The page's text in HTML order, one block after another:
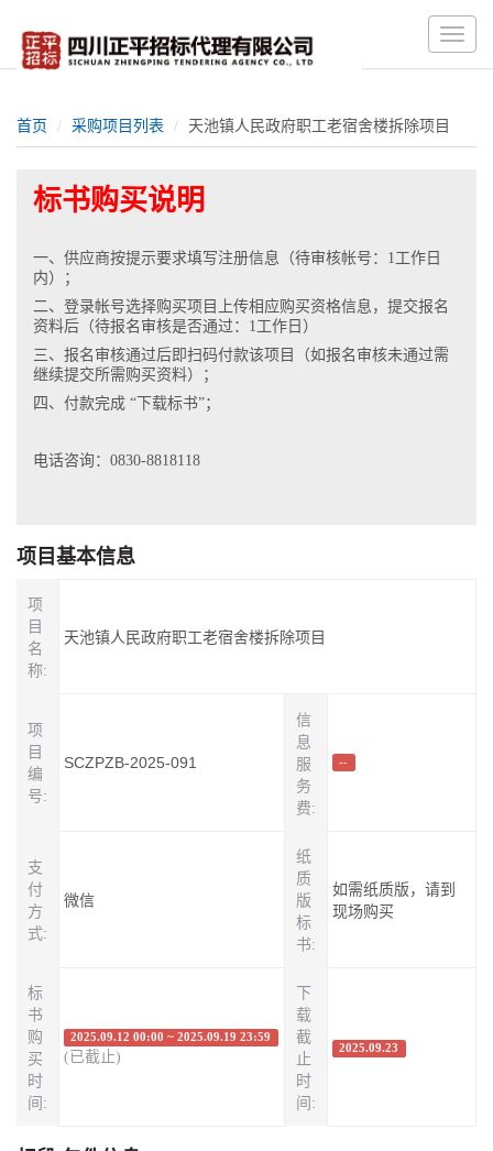
Toggle
首页 采购项目列表 天池镇人民政府职工老宿舍楼拆除项目
标书购买说明
一、供应商按提示要求填写注册信息（待审核帐号：1工作日
内）；
二、登录帐号选择购买项目上传相应购买资格信息，提交报名
资料后（待报名审核是否通过：1工作日）
三、报名审核通过后即扫码付款该项目（如报名审核未通过需
继续提交所需购买资料）；
四、付款完成 “下载标书”；
电话咨询：0830-8818118
项目基本信息
项
目
名
称:
天池镇人民政府职工老宿舍楼拆除项目
项
目
编
号:
SCZPZB-2025-091
信
息
服
务
费:
--
支
付
方
式:
微信
纸
质
版
标
书:
如需纸质版，请到
现场购买
标
书
购
买
时
间:
2025.09.12 00:00 ~ 2025.09.19 23:59
(已截止)
下
载
截
止
时
间:
2025.09.23